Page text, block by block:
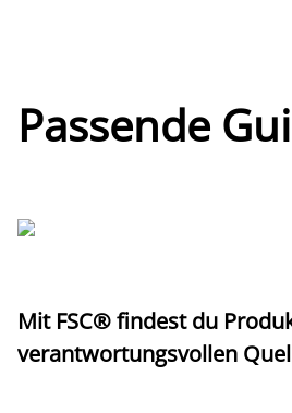
Passende
Mit FSC® findest du
verantwortungsvollen